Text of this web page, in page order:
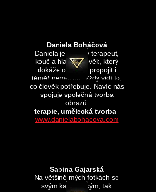
Daniela Boháčová
Daniela je úžasný terapeut,
kouč a hlavně člověk, který
dokáže objevit a propojit i
téměř nemožné. Vždy vidí to,
co člověk potřebuje. Navíc nás
spojuje společná tvorba
obrazů.
terapie, umělecká tvorba,
www.danielabohacova.com
Sabina Gajarská
Na většině mých fotkách se
svým kadeřnickým, tak